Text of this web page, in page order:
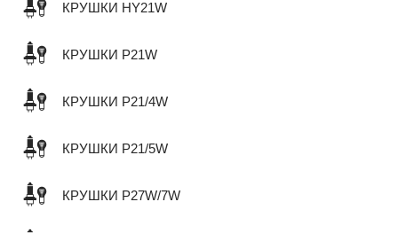
КРУШКИ HY21W
КРУШКИ P21W
КРУШКИ P21/4W
КРУШКИ P21/5W
КРУШКИ P27W/7W